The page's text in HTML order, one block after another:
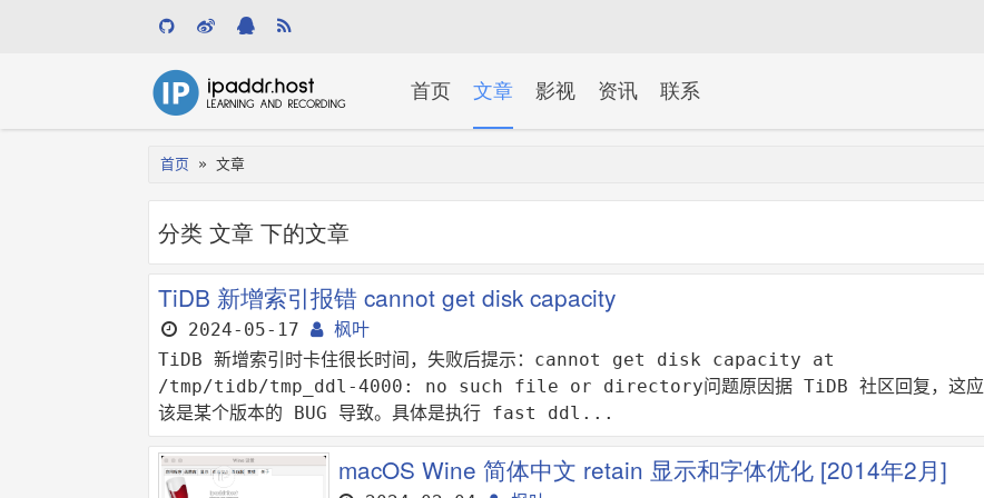
首页 文章 影视 资讯 联系
首页 » 文章
分类 文章 下的文章
TiDB 新增索引报错 cannot get disk capacity
2024-05-17
枫叶
TiDB 新增索引时卡住很长时间，失败后提示：cannot get disk capacity at
/tmp/tidb/tmp_ddl-4000: no such file or directory问题原因据 TiDB 社区回复，这应
该是某个版本的 BUG 导致。具体是执行 fast ddl...
macOS Wine 简体中文 retain 显示和字体优化 [2014年2月]